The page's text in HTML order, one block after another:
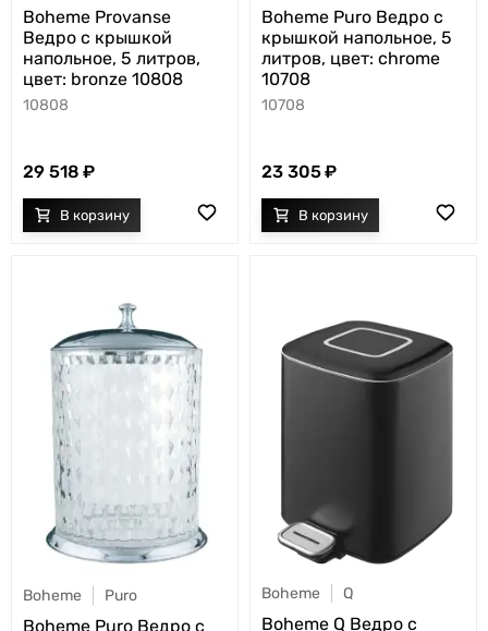
Boheme Provanse
Ведро с крышкой
напольное, 5 литров,
цвет: bronze 10808
10808
29 518
Boheme Puro Ведро с
крышкой напольное, 5
литров, цвет: chrome
10708
10708
23 305
Boheme Puro
Boheme Puro Ведро с
Boheme Q
Boheme Q Ведро с